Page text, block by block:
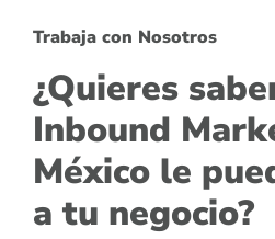
Trabaja con Nosotros
¿Quieres
Inbound
México le
a tu negocio?